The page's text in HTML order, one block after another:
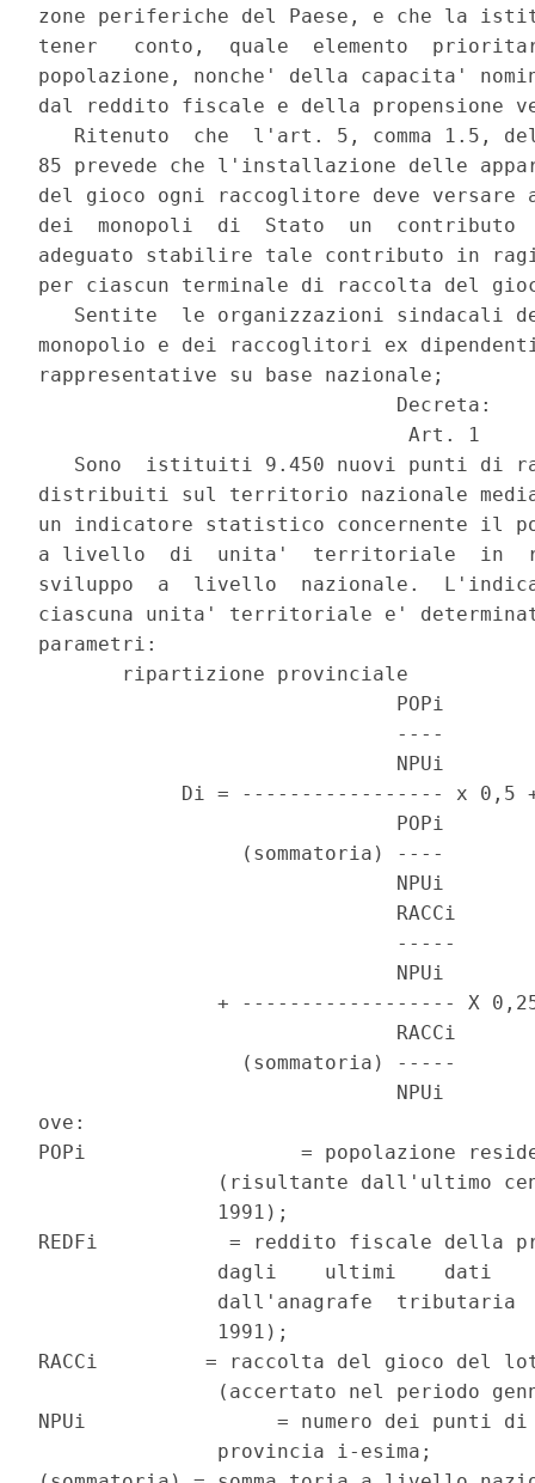
zone periferiche del Paese, e che la
tener   conto,  quale  elemento
popolazione, nonche' della capacita'
dal reddito fiscale e della propensione
Ritenuto  che  l'art. 5, comma 1.5,
85 prevede che l'installazione delle
del gioco ogni raccoglitore deve versare
dei  monopoli  di  Stato  un  contributo
adeguato stabilire tale contributo in
per ciascun terminale di raccolta del
Sentite  le organizzazioni sindacali
monopolio e dei raccoglitori ex
rappresentative su base nazionale;
                              Decreta:
                               Art. 1
Sono  istituiti 9.450 nuovi punti di
distribuiti sul territorio nazionale
un indicatore statistico concernente il
a livello  di  unita'  territoriale  in
sviluppo  a  livello  nazionale.
ciascuna unita' territoriale e'
parametri:
       ripartizione provinciale
POPi
----
NPUi
Di = ----------------- x 0,5
POPi
(sommatoria) ----
NPUi
                              RACCi
                              -----
                              NPUi
+ ------------------ X
                              RACCi
                 (sommatoria) -----
                              NPUi
ove:
POPi                  = popolazione
(risultante dall'ultimo
               1991);
REDFi           = reddito fiscale della
dagli    ultimi    dati
dall'anagrafe  tributaria
               1991);
RACCi         = raccolta del gioco del
(accertato nel periodo
NPUi                = numero dei punti di
               provincia i-esima;